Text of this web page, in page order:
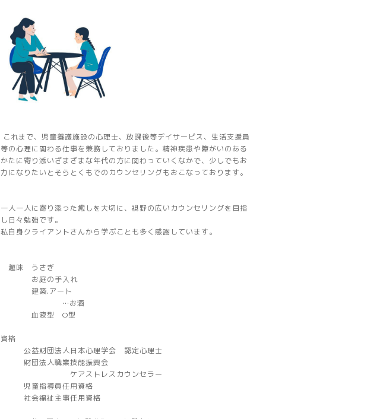
これまで、児童養護施設の心理士、放課後等デイサービス、生活支援員
等の心理に関わる仕事を兼務しておりました。精神疾患や障がいのある
かたに寄り添いざまざまな年代の方に関わっていくなかで、少しでもお
力になりたいとそらとくもでのカウンセリングもおこなっております。
一人一人に寄り添った癒しを大切に、視野の広いカウンセリングを目指
し日々勉強です。
私自身クライアントさんから学ぶことも多く感謝しています。
趣味 うさぎ
お庭の手入れ
建築.アート
…お酒
血液型 O型
資格
公益財団法人日本心理学会 認定心理士
財団法人職業技能振興会
ケアストレスカウンセラー
児童指導員任用資格
社会福祉主事任用資格